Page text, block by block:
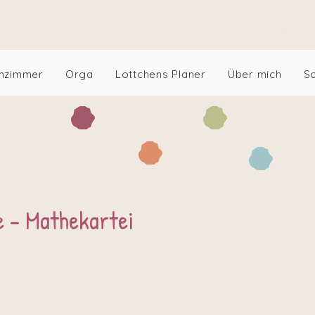
- Mathekartei
Orga Lottchens Planer Über mich